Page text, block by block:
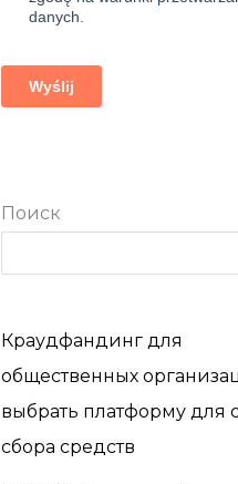
Поиск
Краудфандинг для
общественных
выбрать платформу для
сбора средств